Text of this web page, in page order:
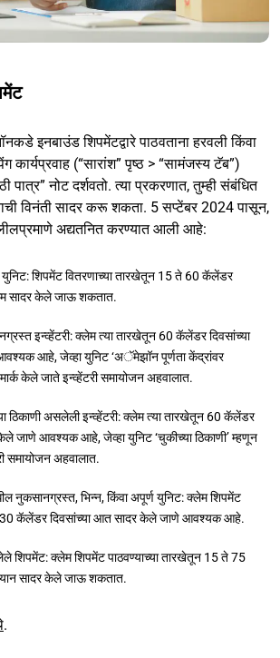
इनबाउंड शिपमेंटद्वारे पाठवताना हरवली किंवा
कार्यप्रवाह (“सारांश” पृष्ठ > “सामंजस्य टॅब”)
पात्र” नोट दर्शवतो. त्या प्रकरणात, तुम्ही संबंधित
विनंती सादर करू शकता. 5 सप्टेंबर 2024 पासून,
अद्यतनित करण्यात आली आहे:
शिपमेंट वितरणाच्या तारखेतून 15 ते 60 कॅलेंडर
सादर केले जाऊ शकतात.
इन्व्हेंटरी: क्लेम त्या तारखेतून 60 कॅलेंडर दिवसांच्या
आहे, जेव्हा युनिट ‘अॅमेझॉन पूर्णता केंद्रांवर
केले जाते इन्व्हेंटरी समायोजन अहवालात.
ठिकाणी असलेली इन्व्हेंटरी: क्लेम त्या तारखेतून 60 कॅलेंडर
जाणे आवश्यक आहे, जेव्हा युनिट ‘चुकीच्या ठिकाणी’ म्हणून
समायोजन अहवालात.
नुकसानग्रस्त, भिन्न, किंवा अपूर्ण युनिट: क्लेम शिपमेंट
30 कॅलेंडर दिवसांच्या आत सादर केले जाणे आवश्यक आहे.
शिपमेंट: क्लेम शिपमेंट पाठवण्याच्या तारखेतून 15 ते 75
सादर केले जाऊ शकतात.
.